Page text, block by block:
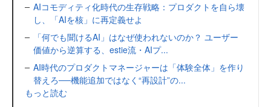
AIコモディティ化時代の生存戦略：プロダクトを自ら壊
し、「AIを核」に再定義せよ
「何でも聞けるAI」はなぜ使われないのか？ ユーザー
価値から逆算する、estie流・AIプ...
AI時代のプロダクトマネージャーは「体験全体」を作り
替えろ──機能追加ではなく“再設計”の...
もっと読む